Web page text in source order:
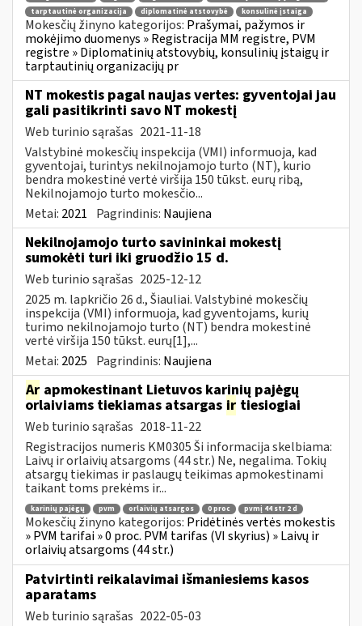
tarptautinė organizacija
diplomatinė atstovybė konsulinė įstaiga
Mokesčių žinyno kategorijos: Prašymai, pažymos ir
mokėjimo duomenys » Registracija MM registre, PVM
registre » Diplomatinių atstovybių, konsulinių įstaigų ir
tarptautinių organizacijų pr
NT mokestis pagal naujas vertes: gyventojai jau
gali pasitikrinti savo NT mokestį
Web turinio sąrašas 2021-11-18
Valstybinė mokesčių inspekcija (VMI) informuoja, kad
gyventojai, turintys nekilnojamojo turto (NT), kurio
bendra mokestinė vertė viršija 150 tūkst. eurų ribą,
Nekilnojamojo turto mokesčio...
Metai: 2021 Pagrindinis: Naujiena
Nekilnojamojo turto savininkai mokestį
sumokėti turi iki gruodžio 15 d.
Web turinio sąrašas 2025-12-12
2025 m. lapkričio 26 d., Šiauliai. Valstybinė mokesčių
inspekcija (VMI) informuoja, kad gyventojams, kurių
turimo nekilnojamojo turto (NT) bendra mokestinė
vertė viršija 150 tūkst. eurų[1],...
Metai: 2025 Pagrindinis: Naujiena
Ar apmokestinant Lietuvos karinių pajėgų
orlaiviams tiekiamas atsargas ir tiesiogiai
Web turinio sąrašas 2018-11-22
Registracijos numeris KM0305 Ši informacija skelbiama:
Laivų ir orlaivių atsargoms (44 str.) Ne, negalima. Tokių
atsargų tiekimas ir paslaugų teikimas apmokestinami
taikant toms prekėms ir...
karinių pajėgų pvm orlaivių atsargos 0 proc pvmį 44 str 2 d
Mokesčių žinyno kategorijos: Pridėtinės vertės mokestis
» PVM tarifai » 0 proc. PVM tarifas (VI skyrius) » Laivų ir
orlaivių atsargoms (44 str.)
Patvirtinti reikalavimai išmaniesiems kasos
aparatams
Web turinio sąrašas 2022-05-03